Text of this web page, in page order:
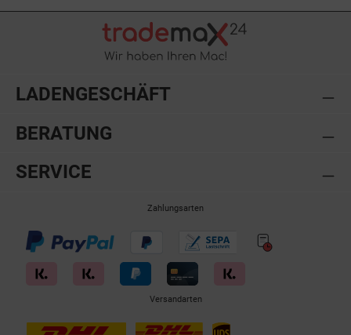
BERATUNG
LADENGESCHÄFT
SERVICE
Zahlungsarten
Versandarten